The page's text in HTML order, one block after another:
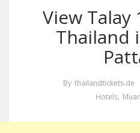
View Talay
Thailand
By thailandtickets.de
Hotels,